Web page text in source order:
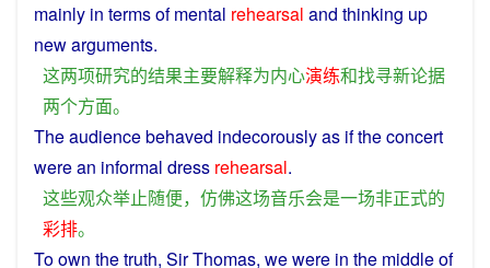
mainly in termsofmental rehearsal and thinking up
newarguments.
这两项研究的结果主要解释为内心演练和找寻新论据
两个方面。
Theaudiencebehaved indecorouslyas iftheconcert
werean informal dress rehearsal.
这些观众举止随便， 仿佛这场音乐会是一场非正式的
彩排。
To own thetruth, SirThomas, wewere in the middleof